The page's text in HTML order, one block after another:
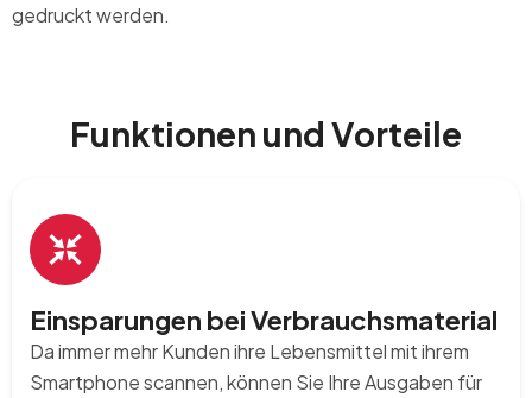
gedruckt werden.
Funktionen und Vorteile
Einsparungen bei Verbrauchsmaterial
Da immer mehr Kunden ihre Lebensmittel mit ihrem
Smartphone scannen, können Sie Ihre Ausgaben für